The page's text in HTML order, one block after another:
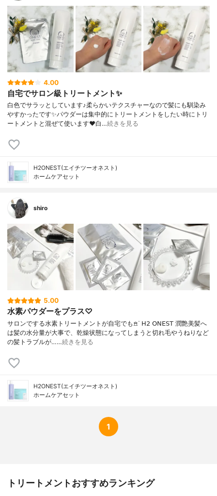
4.00
自宅でサロン級トリートメント✨
白色でサラッとしています♪柔らかいテクスチャーなので髪にも馴染み
やすかったです✨パウダーは集中的にトリートメントをしたい時にトリ
ートメントと混ぜて使います❤︎白…続きを見る
H2ONEST(エイチツーオネスト)
ホームケアセット
shiro
5.00
水素パウダーをプラス♡
サロンでする水素トリートメントが自宅でも𖠿ᐝ 𝖧𝟤 𝖮𝖭𝖤𝖲𝖳 潤艶美髪へ
は髪の水分量が大事で、乾燥状態になってしまうと切れ毛やうねりなど
の髪トラブルが……続きを見る
H2ONEST(エイチツーオネスト)
ホームケアセット
1
トリートメントおすすめランキング